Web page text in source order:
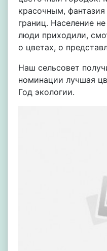
красочным,
границ. Население
люди приходили,
о цветах, о
Наш сельсовет
номинации лучшая
Год экологии.